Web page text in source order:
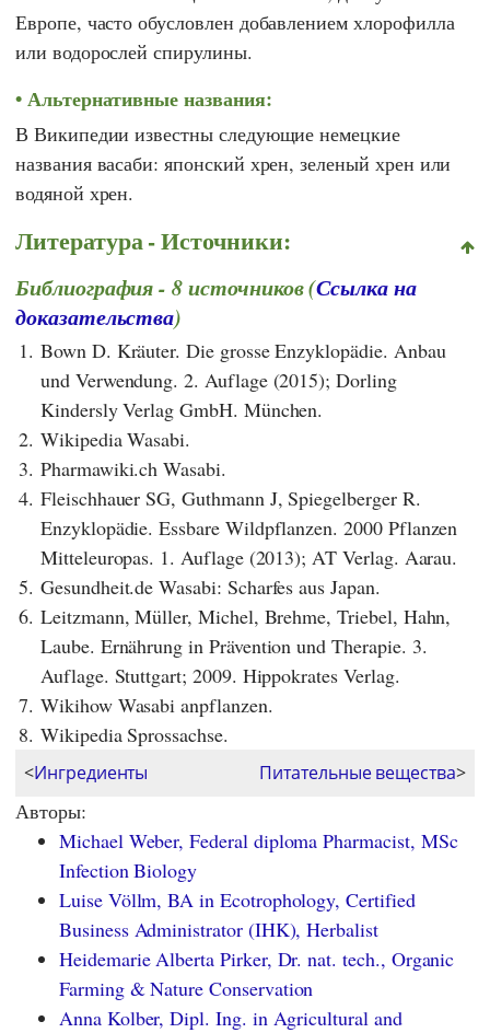
Европе, часто обусловлен добавлением хлорофилла
или водорослей спирулины.
Альтернативные названия:
В Википедии известны следующие немецкие
названия васаби: японский хрен, зеленый хрен или
водяной хрен.
Литература - Источники:
Библиография - 8 источников (Ссылка на
доказательства)
1. Bown D. Kräuter. Die grosse Enzyklopädie. Anbau
und Verwendung. 2. Auflage (2015); Dorling
Kindersly Verlag GmbH. München.
2. Wikipedia Wasabi.
3. Pharmawiki.ch Wasabi.
4. Fleischhauer SG, Guthmann J, Spiegelberger R.
Enzyklopädie. Essbare Wildpflanzen. 2000 Pflanzen
Mitteleuropas. 1. Auflage (2013); AT Verlag. Aarau.
5. Gesundheit.de Wasabi: Scharfes aus Japan.
6. Leitzmann, Müller, Michel, Brehme, Triebel, Hahn,
Laube. Ernährung in Prävention und Therapie. 3.
Auflage. Stuttgart; 2009. Hippokrates Verlag.
7. Wikihow Wasabi anpflanzen.
8. Wikipedia Sprossachse.
<Ингредиенты Питательные вещества>
Авторы:
Michael Weber, Federal diploma Pharmacist, MSc
Infection Biology
Luise Völlm, BA in Ecotrophology, Certified
Business Administrator (IHK), Herbalist
Heidemarie Alberta Pirker, Dr. nat. tech., Organic
Farming & Nature Conservation
Anna Kolber, Dipl. Ing. in Agricultural and